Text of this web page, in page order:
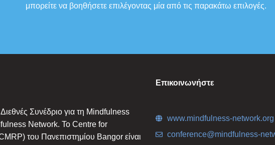
μπορείτε να βοηθήσετε επιλέγοντας μία από τις παρακάτω επιλογές.
Συνέδριο για τη Mindfulness
Network. Το Centre for
του Πανεπιστημίου Bangor είναι
Επικοινωνήστε
www.mindfulness-network.org
conference@mindfulness-